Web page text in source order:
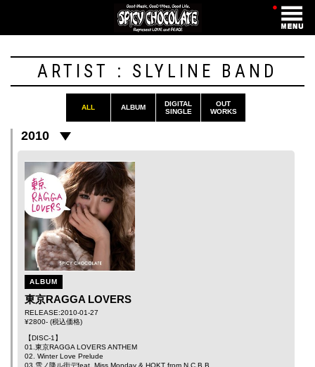
・
ARTIST : SLYLINE BAND
ALL ALBUM
DIGITAL
SINGLE
OUT
WORKS
2010
ALBUM
東京RAGGA LOVERS
RELEASE:2010-01-27
¥2800- (税込価格)
【DISC-1】
01.東京RAGGA LOVERS ANTHEM
02. Winter Love Prelude
03.雪ノ降ル街デfeat. Miss Monday & HOKT from N.C.B.B